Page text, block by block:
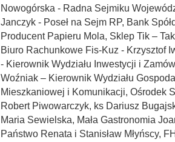
Nowogórska - Radna Sejmiku
Janczyk - Poseł na Sejm RP, Bank
Producent Papieru Mola, Sklep Tik –
Biuro Rachunkowe Fis-Kuz - Krzysztof
- Kierownik Wydziału Inwestycji i
Woźniak – Kierownik Wydziału
Mieszkaniowej i Komunikacji, Ośrodek
Robert Piwowarczyk, ks Dariusz
Maria Sewielska, Mała Gastronomia
Państwo Renata i Stanisław Młyńscy,